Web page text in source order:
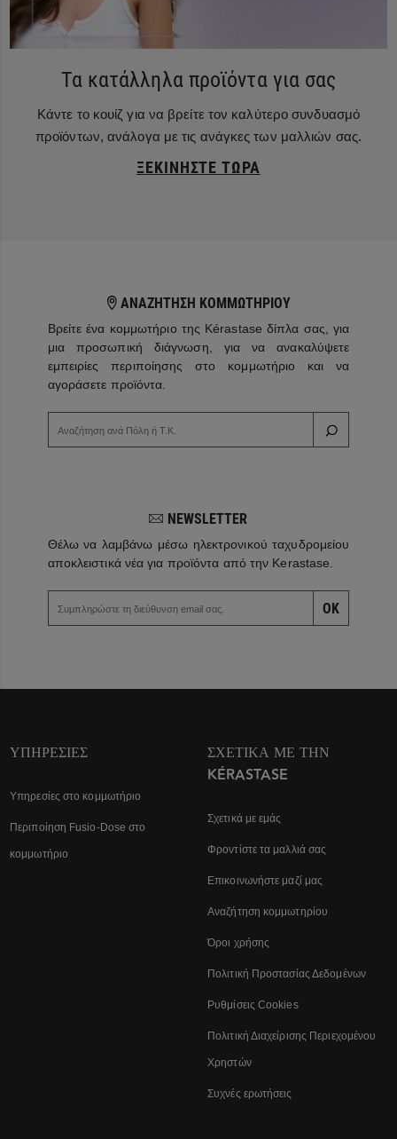
Τα κατάλληλα προϊόντα για σας
Κάντε το κουίζ για να βρείτε τον καλύτερο συνδυασμό
προϊόντων, ανάλογα με τις ανάγκες των μαλλιών σας.
ΞΕΚΙΝΉΣΤΕ ΤΏΡΑ
ΑΝΑΖΗΤΗΣΗ ΚΟΜΜΩΤΗΡΙΟΥ
Βρείτε ένα κομμωτήριο της Kérastase δίπλα σας, για
μια προσωπική διάγνωση, για να ανακαλύψετε
εμπειρίες περιποίησης στο κομμωτήριο και να
αγοράσετε προϊόντα.
NEWSLETTER
Θέλω να λαμβάνω μέσω ηλεκτρονικού ταχυδρομείου
αποκλειστικά νέα για προϊόντα από την Kerastase.
OK
ΥΠΗΡΕΣΊΕΣ
Υπηρεσίες στο κομμωτήριο
Περιποίηση Fusio-Dose στο
κομμωτήριο
ΣΧΕΤΙΚΆ ΜΕ ΤΗΝ
KÉRASTASE
Σχετικά με εμάς
Φροντίστε τα μαλλιά σας
Επικοινωνήστε μαζί μας
Αναζήτηση κομμωτηρίου
Όροι χρήσης
Πολιτική Προστασίας Δεδομένων
Ρυθμίσεις Cookies
Πολιτική Διαχείρισης Περιεχομένου
Χρηστών
Συχνές ερωτήσεις